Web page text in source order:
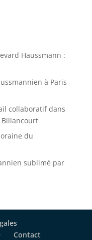
Haussmann :
à Paris
collaboratif dans
Billancourt
du
sublimé par
Contact